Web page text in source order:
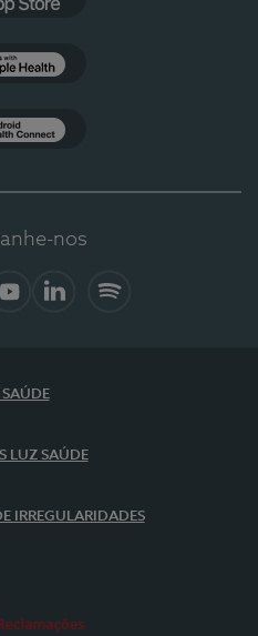
nos
SAÚDE
LUZ SAÚDE
IRREGULARIDADES